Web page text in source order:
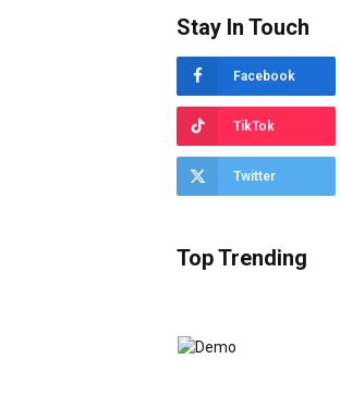
Stay In Touch
Facebook
TikTok
Twitter
Top Trending